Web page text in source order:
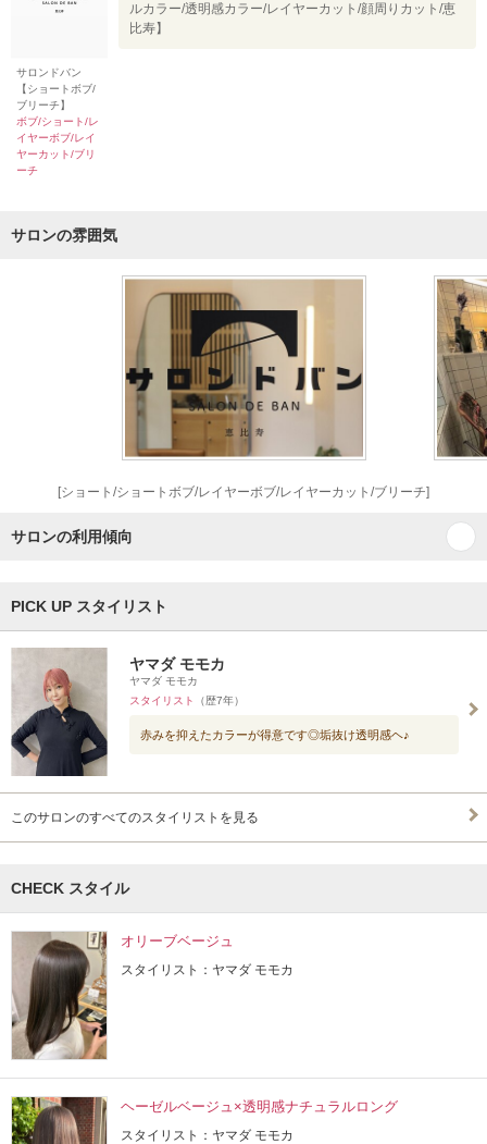
サロンドバン
【ショートボブ/
ブリーチ】
ボブ/ショート/レ
イヤーボブ/レイ
ヤーカット/ブリ
ーチ
ルカラー/透明感カラー/レイヤーカット/顔周りカット/恵
比寿】
サロンの雰囲気
[ショート/ショートボブ/レイヤーボブ/レイヤーカット/ブリーチ]
サロンの利用傾向
PICK UP スタイリスト
ヤマダ モモカ
ヤマダ モモカ
スタイリスト
（歴7年）
赤みを抑えたカラーが得意です◎垢抜け透明感ヘ♪
このサロンのすべてのスタイリストを見る
CHECK スタイル
オリーブベージュ
スタイリスト：ヤマダ モモカ
ヘーゼルベージュ×透明感ナチュラルロング
スタイリスト：ヤマダ モモカ